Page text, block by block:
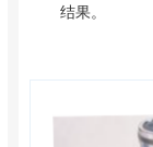
结果。